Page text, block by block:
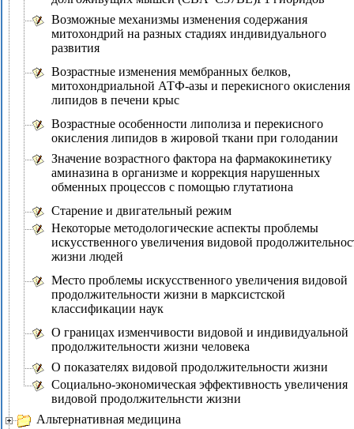
Возможные механизмы изменения содержания
митохондрий на разных стадиях индивидуального
развития
Возрастные изменения мембранных белков,
митохондриальной АТФ-азы и перекисного окисления
липидов в печени крыс
Возрастные особенности липолиза и перекисного
окисления липидов в жировой ткани при голодании
Значение возрастного фактора на фармакокинетику
аминазина в организме и коррекция нарушенных
обменных процессов с помощью глутатиона
Старение и двигательный режим
Некоторые методологические аспекты проблемы
искусственного увеличения видовой
жизни людей
Место проблемы искусственного увеличения видовой
продолжительности жизни в марксистской
классификации наук
О границах изменчивости видовой и индивидуальной
продолжительности жизни человека
О показателях видовой пpодолжительности жизни
Социально-экономическая эффективность увеличения
видовой продолжительнсти жизни
Альтернативная медицина